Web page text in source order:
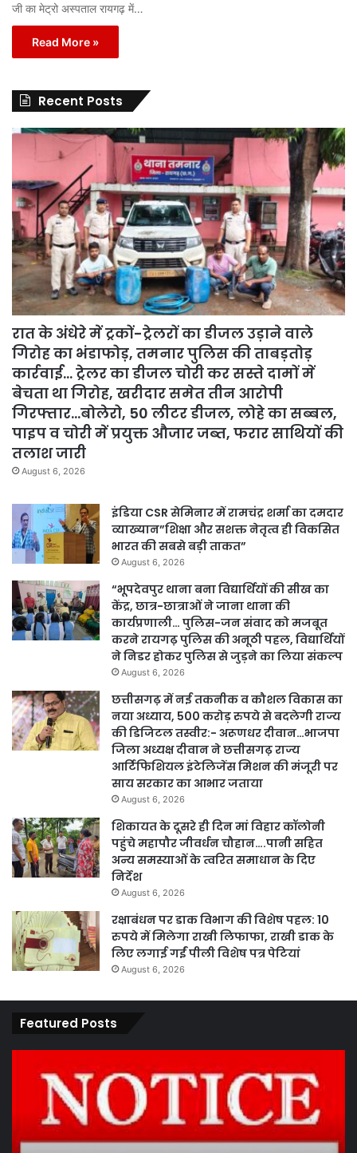
जी का मेट्रो अस्पताल रायगढ़ में…
Read More »
Recent Posts
रात के अंधेरे में ट्रकों-ट्रेलरों का डीजल उड़ाने वाले
गिरोह का भंडाफोड़, तमनार पुलिस की ताबड़तोड़
कार्रवाई… ट्रेलर का डीजल चोरी कर सस्ते दामों में
बेचता था गिरोह, खरीदार समेत तीन आरोपी
गिरफ्तार…बोलेरो, 50 लीटर डीजल, लोहे का सब्बल,
पाइप व चोरी में प्रयुक्त औजार जब्त, फरार साथियों की
तलाश जारी
August 6, 2026
इंडिया CSR सेमिनार में रामचंद्र शर्मा का दमदार
व्याख्यान”शिक्षा और सशक्त नेतृत्व ही विकसित
भारत की सबसे बड़ी ताकत”
August 6, 2026
“भूपदेवपुर थाना बना विद्यार्थियों की सीख का
केंद्र, छात्र-छात्राओं ने जाना थाना की
कार्यप्रणाली… पुलिस-जन संवाद को मजबूत
करने रायगढ़ पुलिस की अनूठी पहल, विद्यार्थियों
ने निडर होकर पुलिस से जुड़ने का लिया संकल्प
August 6, 2026
छत्तीसगढ़ में नई तकनीक व कौशल विकास का
नया अध्याय, 500 करोड़ रुपये से बदलेगी राज्य
की डिजिटल तस्वीर:- अरूणधर दीवान…भाजपा
जिला अध्यक्ष दीवान ने छत्तीसगढ़ राज्य
आर्टिफिशियल इंटेलिजेंस मिशन की मंजूरी पर
साय सरकार का आभार जताया
August 6, 2026
शिकायत के दूसरे ही दिन मां विहार कॉलोनी
पहुंचे महापौर जीवर्धन चौहान….पानी सहित
अन्य समस्याओं के त्वरित समाधान के दिए
निर्देश
August 6, 2026
रक्षाबंधन पर डाक विभाग की विशेष पहल: 10
रुपये में मिलेगा राखी लिफाफा, राखी डाक के
लिए लगाई गईं पीली विशेष पत्र पेटियां
August 6, 2026
Featured Posts
ठेकेदार
को